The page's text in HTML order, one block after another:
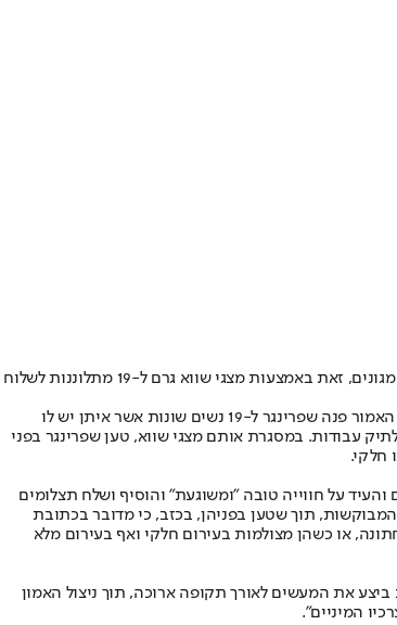
כתב אישום הוגש היום (חמישי) נגד מלהק הריאלטי עומר שפרינגר, בן 28 מתל אביב, בגין מעשים מגונים, זאת באמצעות מצגי שווא גרם ל-19 מתלוננות לשלוח
מכתב האישום שהגישה עורכת הדין קארי קסה, עולה כי בתקופה הרלוונטית עבד שפרינגר כמלהק בתעשיית הבידור, דבר שאיפשר לו להציג מצגי שווא שונים. לאור האמור פנה שפרינגר ל-19 נשים שונות אשר איתן יש לו
עבודות. במסגרת אותם מצגי שווא, טען שפרינגר בפני
חלקי.
על חווייה טובה "ומשוגעת" והוסיף ושלח תצלומים
תוך שטען בפניהן, בכזב, כי מדובר בכתובת
או כשהן מצולמות בעירום חלקי ואף בעירום מלא
את המעשים לאורך תקופה ארוכה, תוך ניצול האמון
המיניים".